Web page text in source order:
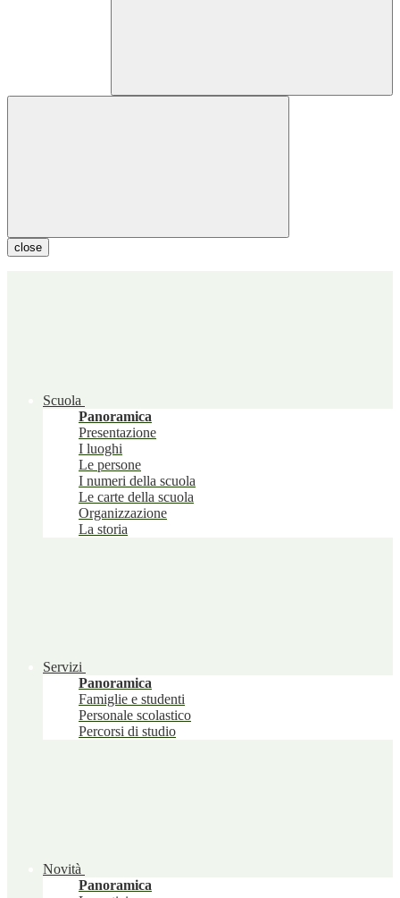
close
Scuola
Panoramica
Presentazione
I luoghi
Le persone
I numeri della scuola
Le carte della scuola
Organizzazione
La storia
Servizi
Panoramica
Famiglie e studenti
Personale scolastico
Percorsi di studio
Novità
Panoramica